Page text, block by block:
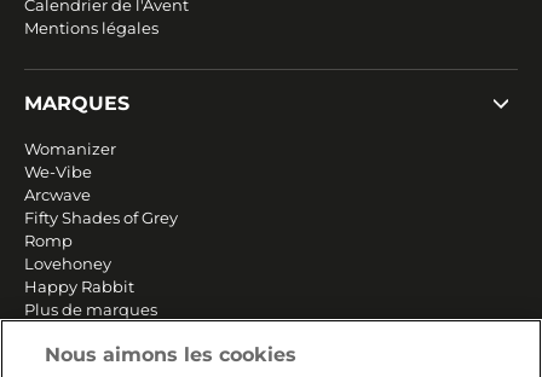
Calendrier de l'Avent
Mentions légales
MARQUES
Womanizer
We-Vibe
Arcwave
Fifty Shades of Grey
Romp
Lovehoney
Happy Rabbit
Plus de marques
Nous aimons les cookies